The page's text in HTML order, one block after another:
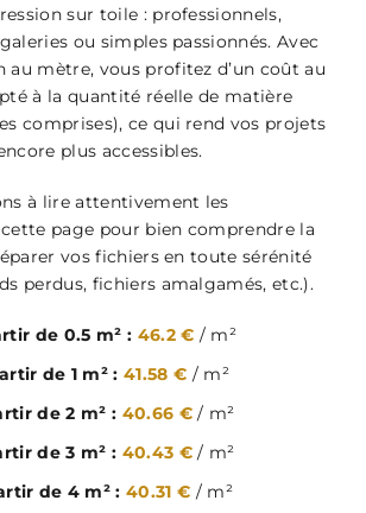
sur toile : professionnels,
ou simples passionnés. Avec
au mètre, vous profitez d’un coût au
à la quantité réelle de matière
comprises), ce qui rend vos projets
plus accessibles.
à lire attentivement les
page pour bien comprendre la
vos fichiers en toute sérénité
perdus, fichiers amalgamés, etc.).
de 0.5 m² : 46.2 € / m²
de 1 m² :41.58 € / m²
de 2 m² : 40.66 €/ m²
de 3 m² : 40.43 €/ m²
de 4 m² :40.31 € / m²